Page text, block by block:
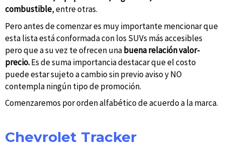
combustible, entre otras.
Pero antes de comenzar es muy importante mencionar que
esta lista está conformada con los SUVs más accesibles
pero que a su vez te ofrecen unabuena relación valor-
precio.Es de suma importancia destacar que el costo
puede estar sujeto a cambio sin previo aviso y NO
contempla ningún tipo de promoción.
Comenzaremos por orden alfabético de acuerdo a la marca.
Chevrolet Tracker